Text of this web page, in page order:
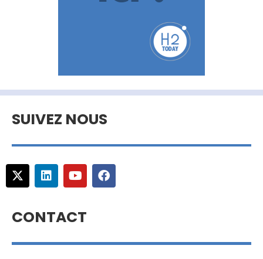
SUIVEZ NOUS
CONTACT